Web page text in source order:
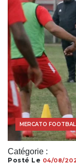
Catégorie :
FOOTBALL
MERCATO
Posté Le 04/08/